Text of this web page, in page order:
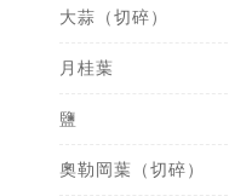
大蒜（切碎）
月桂葉
鹽
奧勒岡葉（切碎）